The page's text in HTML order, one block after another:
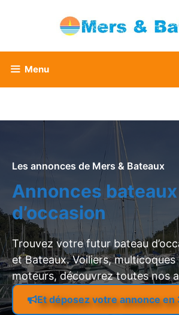
Menu
Les annonces de Mers & Bateaux
Annonces bateaux
d’occasion
Trouvez votre futur bateau
et Bateaux. Voiliers,
moteurs, découvrez toutes nos
Et déposez votre annonce en